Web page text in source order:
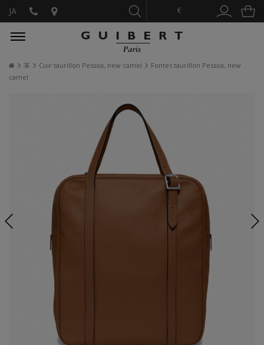
€
JA
革 Cuir taurillon Pessoa, new camel
Fontes taurillon Pessoa, new
camel